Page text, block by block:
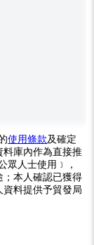
使用條款及確定
庫內作為直接推
眾人士使用﹞，
；本人確認已獲得
料提供予貿發局